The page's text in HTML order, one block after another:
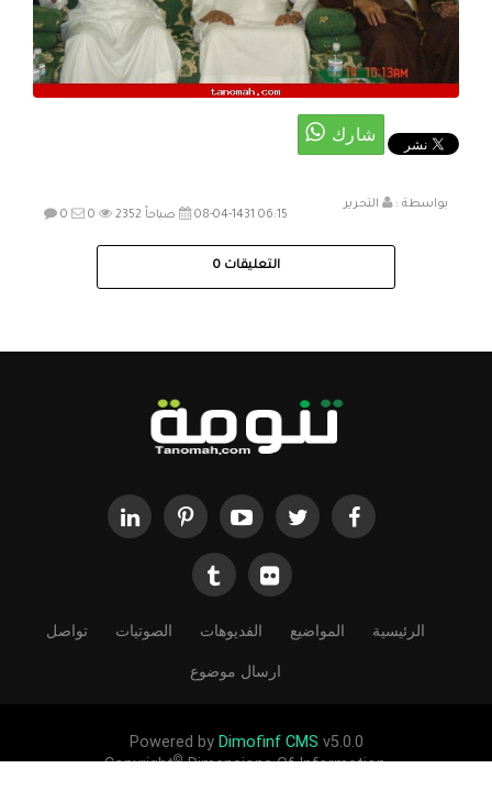
بواسطة :
التحرير
08-04-1431 06:15 صباحاً
0 0 2352
التعليقات 0
الرئيسية المواضيع الفديوهات الصوتيات تواصل
ارسال موضوع
Powered by Dimofinf CMS v5.0.0
Copyright©Dimensions Of Information.